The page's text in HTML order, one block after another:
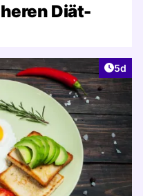
Diät-
5d